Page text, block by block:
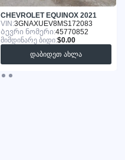
CHEVROLET EQUINOX 2021
VIN:3GNAXUEV8MS172083
Ბევრი ნომერი:45770852
მიმდინარე ბიდი:$0.00
დაბიდეთ ახლა